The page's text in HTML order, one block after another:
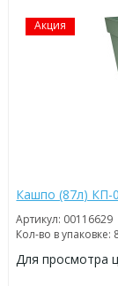
Акция
Кашпо (87л) КП-
Артикул: 00116629
Кол-во в упаковке:
Для просмотра